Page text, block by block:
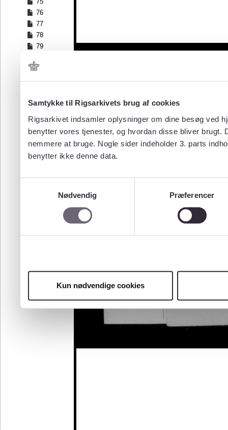
Samtykke til Rigsarkivets brug af cookies
Rigsarkivet indsamler oplysninger om dine besøg ved
benytter vores tjenester, og hvordan disse bliver
nemmere at bruge. Nogle sider indeholder 3. parts
benytter ikke denne data.
Nødvendig
Præferencer
Kun nødvendige cookies
76
77
78
79
81
82
84
86
87
88
89